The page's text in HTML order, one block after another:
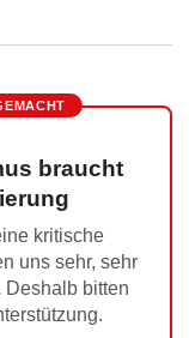
braucht
kritische
uns sehr, sehr
Deshalb bitten